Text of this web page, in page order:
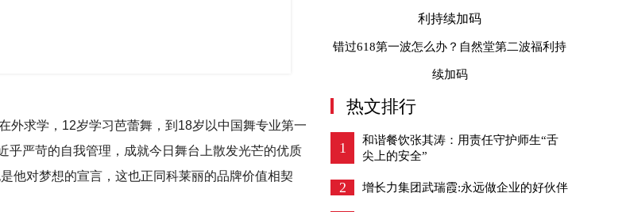
外求学，12岁学习芭蕾舞，到18岁以中国舞专业第一
乎严苛的自我管理，成就今日舞台上散发光芒的优质
他对梦想的宣言，这也正同科莱丽的品牌价值相契
错过618第一波怎么办？自然堂第二波福利持
续加码
热文排行
1
和谐餐饮张其涛：用责任守护师生“舌
尖上的安全”
2 增长力集团武瑞霞:永远做企业的好伙伴